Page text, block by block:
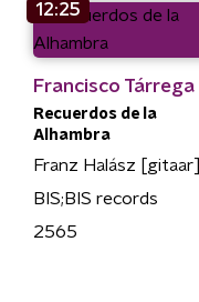
12:25
Francisco Tárrega
Recuerdos de la
Alhambra
Franz Halász [gitaar]
BIS;BIS records
2565